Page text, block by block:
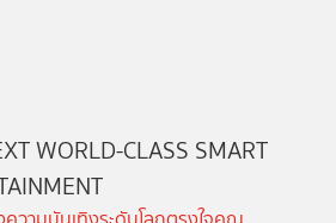
WORLD-CLASS SMART